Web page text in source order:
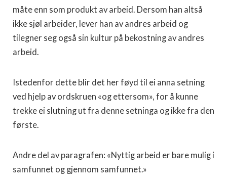
måte enn som produkt av arbeid. Dersom han altså
ikke sjøl arbeider, lever han av andres arbeid og
tilegner seg også sin kultur på bekostning av andres
arbeid.
Istedenfor dette blir det her føyd til ei anna setning
ved hjelp av ordskruen «og ettersom», for å kunne
trekke ei slutning ut fra denne setninga og ikke fra den
første.
Andre del av paragrafen: «Nyttig arbeid er bare mulig i
samfunnet og gjennom samfunnet.»